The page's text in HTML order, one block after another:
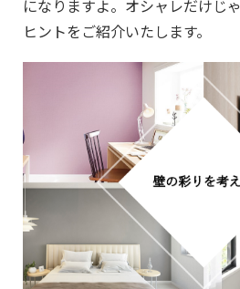
になりますよ。オシャレだけじ
ヒントをご紹介いたします。